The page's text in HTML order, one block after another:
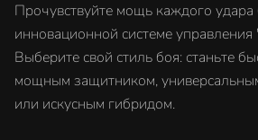
Прочувствуйте мощь каждого удара
инновационной системе управления
Выберите свой стиль боя: станьте
мощным защитником,
или искусным гибридом.